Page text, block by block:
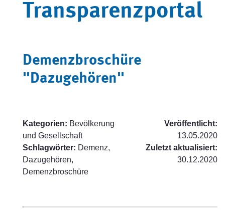
Transparenzportal
Demenzbroschüre
"Dazugehören"
Kategorien: Bevölkerung
und Gesellschaft
Schlagwörter: Demenz,
Dazugehören,
Demenzbroschüre
Veröffentlicht:
13.05.2020
Zuletzt aktualisiert:
30.12.2020